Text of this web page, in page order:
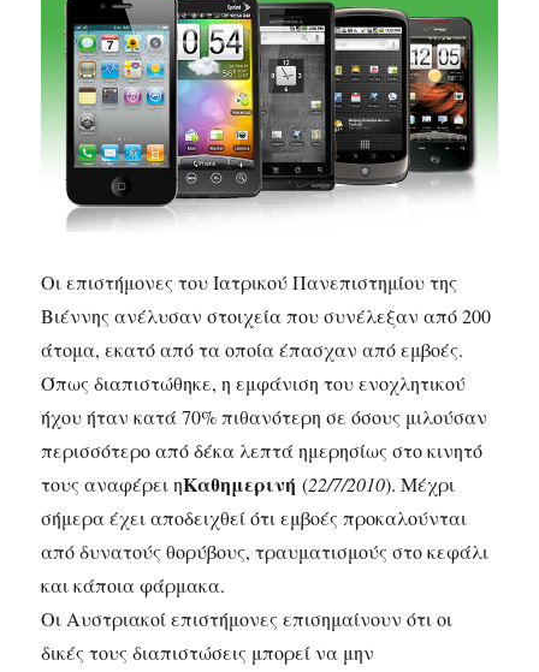
Οι επιστήμονες του Ιατρικού Πανεπιστημίου της
Βιέννης ανέλυσαν στοιχεία που συνέλεξαν από 200
άτομα, εκατό από τα οποία έπασχαν από εμβοές.
Όπως διαπιστώθηκε, η εμφάνιση του ενοχλητικού
ήχου ήταν κατά 70% πιθανότερη σε όσους μιλούσαν
περισσότερο από δέκα λεπτά ημερησίως στο κινητό
τους αναφέρει ηΚαθημερινή (22/7/2010). Μέχρι
σήμερα έχει αποδειχθεί ότι εμβοές προκαλούνται
από δυνατούς θορύβους, τραυματισμούς στο κεφάλι
και κάποια φάρμακα.
Οι Αυστριακοί επιστήμονες επισημαίνουν ότι οι
δικές τους διαπιστώσεις μπορεί να μην